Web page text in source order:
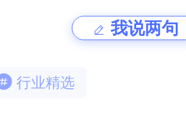
我说两句
行业精选